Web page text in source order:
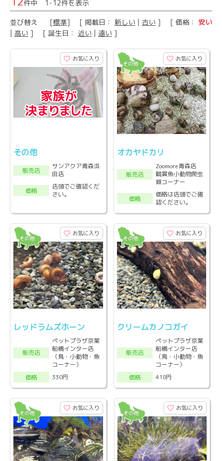
件中 1-12件を表示
並び替え [標準] [ 掲載日： 新しい | 古い ] [ 価格： 安い
| 高い ] [ 誕生日： 近い | 遠い ]
お気に入り
その他
販売店
サンアクア青森浜
田店
価格
店頭でご確認くだ
さい。
お気に入り
オカヤドカリ
販売店
Zoomore青森店
観賞魚小動物爬虫
類コーナー
価格
価格は店頭でご確
認ください。
お気に入り
レッドラムズホーン
販売店
ペットプラザ京葉
船橋インター店
（鳥・小動物・魚
コーナー）
価格
330円
お気に入り
クリームカノコガイ
販売店
ペットプラザ京葉
船橋インター店
（鳥・小動物・魚
コーナー）
価格
418円
お気に入り お気に入り